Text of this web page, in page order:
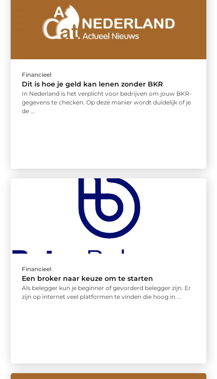
Financieel
Dit is hoe je geld kan lenen zonder BKR
In Nederland is het verplicht voor bedrijven om jouw BKR-
gegevens te checken. Op deze manier wordt duidelijk of je
de ...
Financieel
Een broker naar keuze om te starten
Als belegger kun je beginner of gevorderd belegger zijn. Er
zijn op internet veel platformen te vinden die hoog in ...